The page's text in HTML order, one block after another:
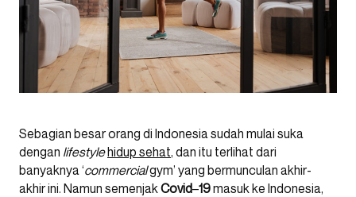
Sebagian besar orang di Indonesia sudah mulai suka
dengan lifestylehidup sehat, dan itu terlihat dari
banyaknya ‘commercialgym’ yang bermunculan akhir-
akhir ini. Namun semenjak Covid–19masuk ke Indonesia,